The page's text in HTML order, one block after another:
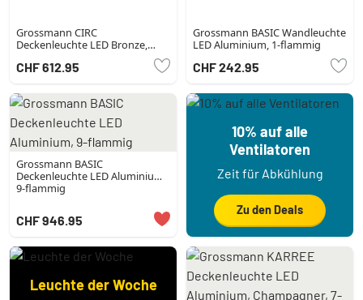
Grossmann CIRC
Deckenleuchte LED Bronze,
CHF 612.95
Grossmann BASIC Wandleuchte
LED Aluminium, 1-flammig
CHF 242.95
Grossmann BASIC
Deckenleuchte LED Aluminium,
9-flammig
CHF 946.95
10% auf alle
Ventilatoren
Zeit für Abkühlung
Zu den Deals
Leuchte der Woche